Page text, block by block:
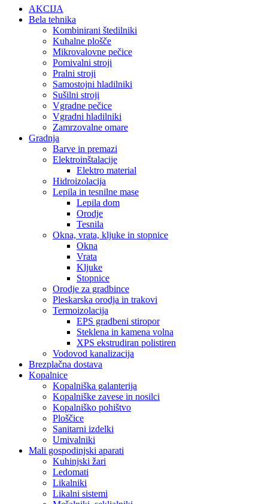
AKCIJA
Bela tehnika
Kombinirani štedilniki
Kuhalne plošče
Mikrovalovne pečice
Pomivalni stroji
Pralni stroji
Samostojni hladilniki
Sušilni stroji
Vgradne pečice
Vgradni hladilniki
Zamrzovalne omare
Gradnja
Barve in premazi
Elektroinštalacije
Elektro material
Hidroizolacija
Lepila in tesnilne mase
Lepila dom
Orodje
Tesnila
Okna, vrata, kljuke in stopnice
Okna
Vrata
Kljuke
Stopnice
Orodje za gradbince
Pleskarska orodja in trakovi
Termoizolacija
EPS gradbeni stiropor
Steklena in kamena volna
XPS ekstrudiran polistiren
Vodovod kanalizacija
Brezplačna dostava
Kopalnice
Kopalniška galanterija
Kopalniške zavese in nosilci
Kopalniško pohištvo
Ploščice
Sanitarni izdelki
Umivalniki
Mali gospodinjski aparati
Kuhinjski žari
Ledomati
Likalniki
Likalni sistemi